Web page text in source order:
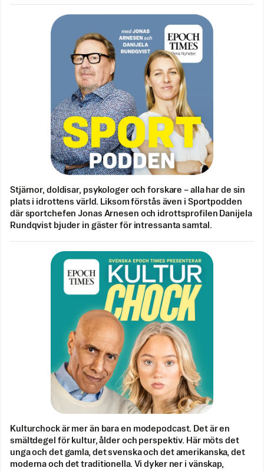
Stjärnor, doldisar, psykologer och forskare – alla har de sin
plats i idrottens värld. Liksom förstås även i Sportpodden
där sportchefen Jonas Arnesen och idrottsprofilen Danijela
Rundqvist bjuder in gäster för intressanta samtal.
Kulturchock är mer än bara en modepodcast. Det är en
smältdegel för kultur, ålder och perspektiv. Här möts det
unga och det gamla, det svenska och det amerikanska, det
moderna och det traditionella. Vi dyker ner i vänskap,